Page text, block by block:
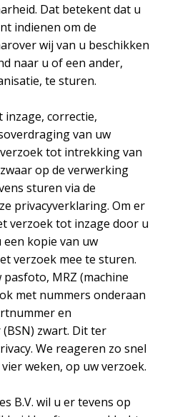
Dat betekent dat u
indienen om de
wij van u beschikken
naar u of een ander,
te sturen.
correctie,
van uw
tot intrekking van
op de verwerking
sturen via de
privacyverklaring. Om er
verzoek tot inzage door u
een kopie van uw
verzoek mee te sturen.
MRZ (machine
met nummers onderaan
en
zwart. Dit ter
We reageren zo snel
weken, op uw verzoek.
B.V. wil u er tevens op